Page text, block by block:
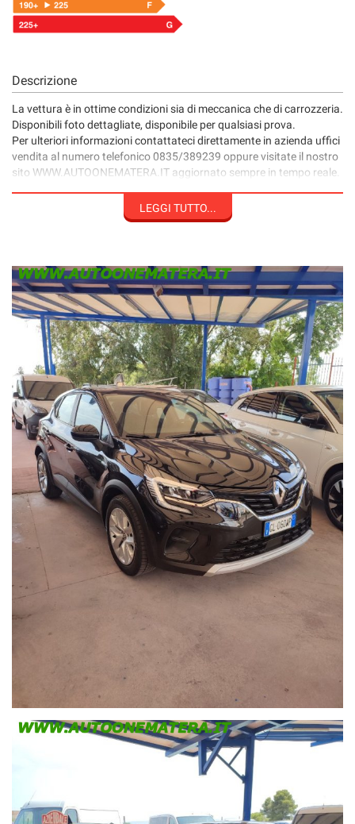
Descrizione
La vettura è in ottime condizioni sia di meccanica che di carrozzeria.
Disponibili foto dettagliate, disponibile per qualsiasi prova.
Per ulteriori informazioni contattateci direttamente in azienda uffici
vendita al numero telefonico 0835/389239 oppure visitate il nostro
sito WWW.AUTOONEMATERA.IT aggiornato sempre in tempo reale.
INSERITI DIRETTAMENTE CON IL PERSONALE VENDITE, GRAZIE.
LEGGI TUTTO...